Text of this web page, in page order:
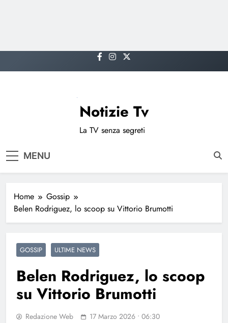
to
Notizie Tv
La TV senza segreti
MENU
Home
Gossip
Belen Rodriguez, lo scoop su Vittorio Brumotti
GOSSIP ULTIME NEWS
Belen Rodriguez, lo scoop
su Vittorio Brumotti
Redazione Web 17 Marzo 2026 • 06:30